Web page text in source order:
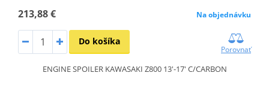
213,88 € Na objednávku
Do košíka
Porovnať
ENGINE SPOILER KAWASAKI Z800 13'-17' C/CARBON